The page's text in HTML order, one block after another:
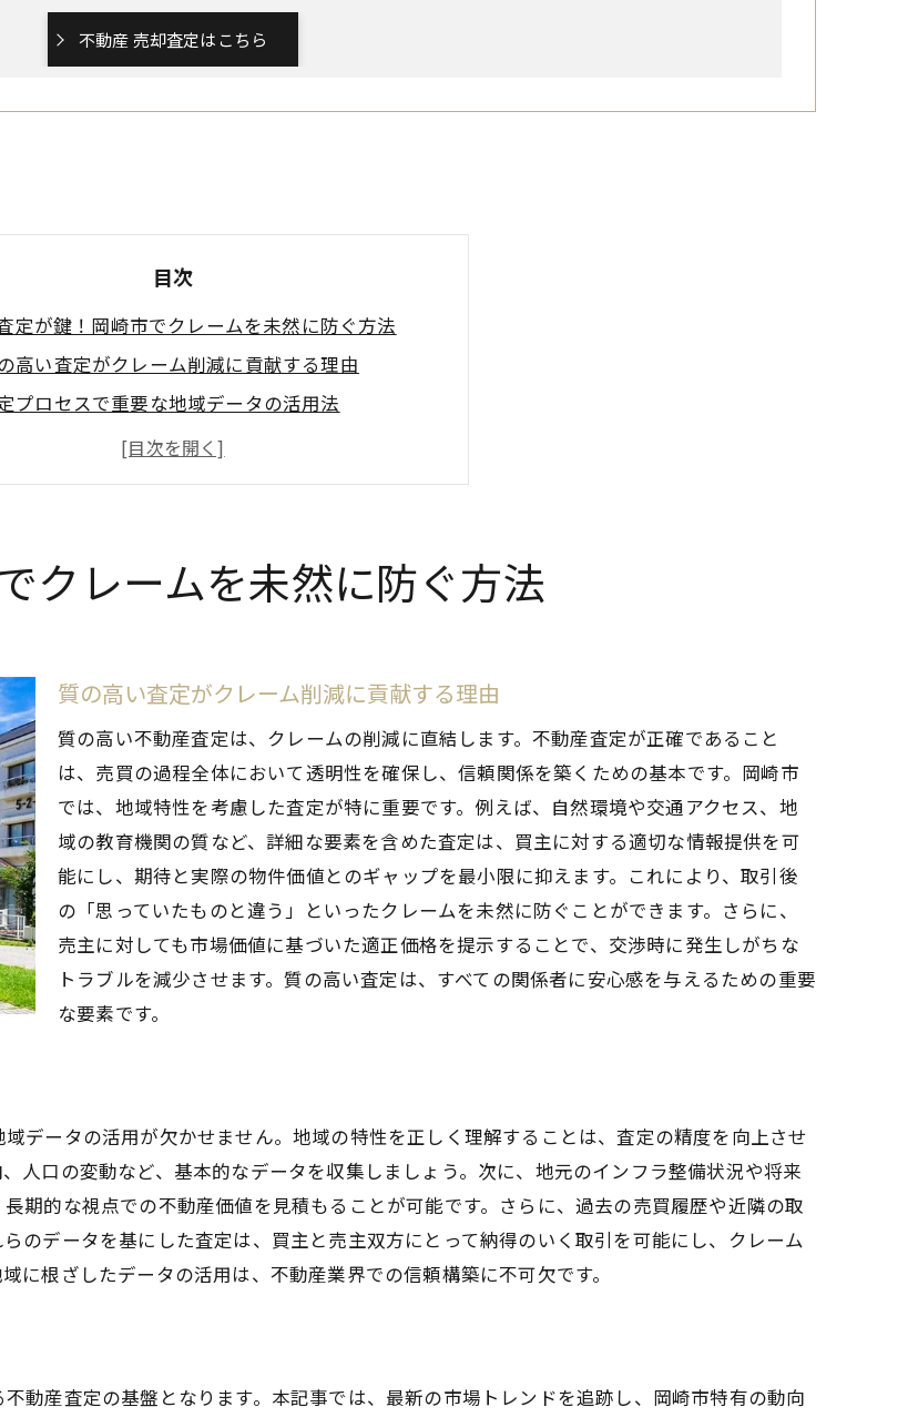
不動産 売却査定はこちら
目次
定が鍵！岡崎市でクレームを未然に防ぐ方法
高い査定がクレーム削減に貢献する理由
プロセスで重要な地域データの活用法
崎市の不動産市場トレンドの把握法
ームを防ぐための査定時のチェックポイント
定と顧客コミュニケーションの重要性
不動産査定を活用してトラブルを回避する術
価格設定でトラブルを避ける
前に確認すべき岡崎市の法的要件
ブルを未然に防ぐための契約書チェック
情報を活用した顧客サポートの強化
ターケアで信頼を築く方法
を理解した不動産査定で岡崎市のクレームを解決
市の地域特性を活かした査定テクニック
のニーズに応じた価格設定の重要性
境データを査定に反映する方法
域コミュニティとの関係構築がもたらすメリット
定の重要性を理解し岡崎市でのクレームを防ぐ
な査定がもたらす信頼性向上の効果
とクレーム予防の関連性について
市における公正な査定基準の確立
クレームを未然に防ぐ方法
質の高い査定がクレーム削減に貢献する理由
質の高い不動産査定は、クレームの削減に直結します。不動産査定が正確であること
は、売買の過程全体において透明性を確保し、信頼関係を築くための基本です。岡崎市
では、地域特性を考慮した査定が特に重要です。例えば、自然環境や交通アクセス、地
域の教育機関の質など、詳細な要素を含めた査定は、買主に対する適切な情報提供を可
能にし、期待と実際の物件価値とのギャップを最小限に抑えます。これにより、取引後
の「思っていたものと違う」といったクレームを未然に防ぐことができます。さらに、
売主に対しても市場価値に基づいた適正価格を提示することで、交渉時に発生しがちな
トラブルを減少させます。質の高い査定は、すべての関係者に安心感を与えるための重要
な要素です。
データの活用が欠かせません。地域の特性を正しく理解することは、査定の精度を向上させ
人口の変動など、基本的なデータを収集しましょう。次に、地元のインフラ整備状況や将来
期的な視点での不動産価値を見積もることが可能です。さらに、過去の売買履歴や近隣の取
のデータを基にした査定は、買主と売主双方にとって納得のいく取引を可能にし、クレーム
に根ざしたデータの活用は、不動産業界での信頼構築に不可欠です。
動産査定の基盤となります。本記事では、最新の市場トレンドを追跡し、岡崎市特有の動向